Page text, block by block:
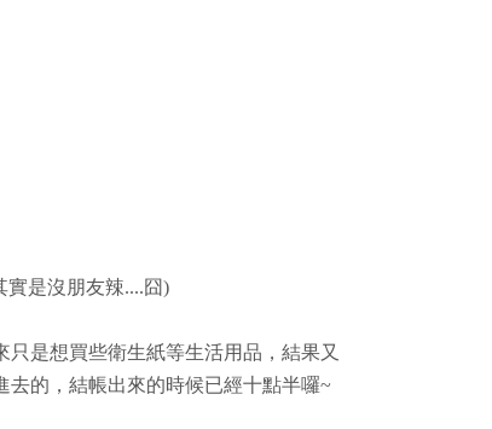
實是沒朋友辣....囧)
是想買些衛生紙等生活用品，結果又
去的，結帳出來的時候已經十點半囉~